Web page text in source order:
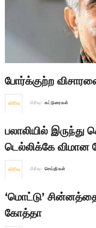
போர்க்குற்ற
விரிவு பிரிவு: கட்டுரைகள்
பலாலியில்
டெல்லிக்கே விமான
விரிவு பிரிவு: செய்திகள்
‘மொட்டு’ சின்னத்தை
கோத்தா